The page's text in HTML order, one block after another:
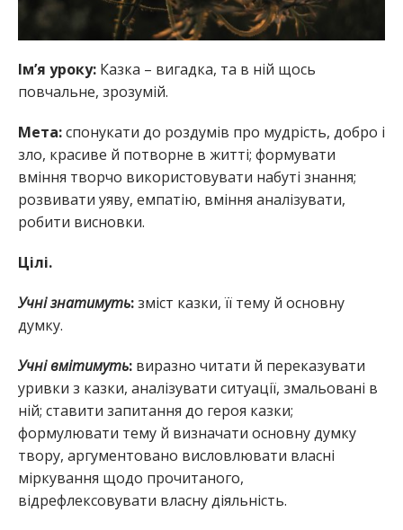
Ім’я уроку: Казка – вигадка, та в ній щось
повчальне, зрозумій.
Мета:спонукати до роздумів про мудрість, добро і
зло, красиве й потворне в житті; формувати
вміння творчо використовувати набуті знання;
розвивати уяву, емпатію, вміння аналізувати,
робити висновки.
Цілі.
Учні знатимуть:зміст казки, її тему й основну
думку.
Учні вмітимуть: виразно читати й переказувати
уривки з казки, аналізувати ситуації, змальовані в
ній; ставити запитання до героя казки;
формулювати тему й визначати основну думку
твору, аргументовано висловлювати власні
міркування щодо прочитаного,
відрефлексовувати власну діяльність.